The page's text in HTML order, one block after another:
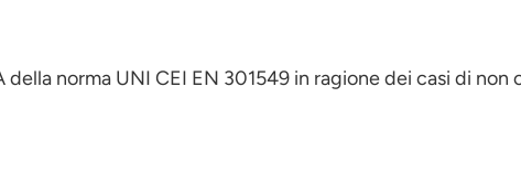
norma UNI CEI EN 301549 in ragione dei casi di